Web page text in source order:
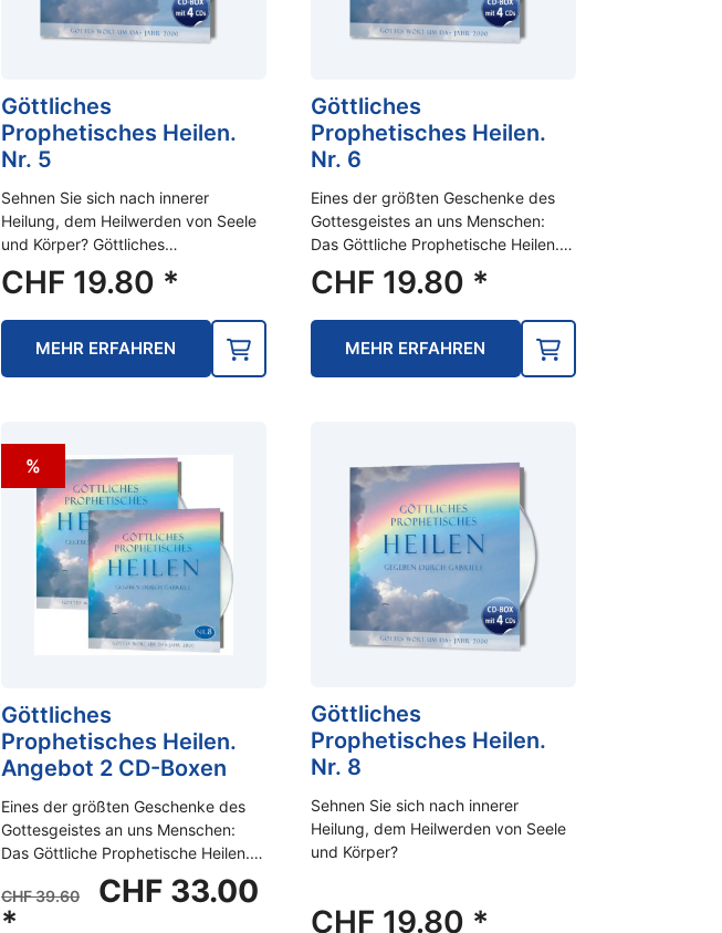
Göttliches
Prophetisches Heilen.
Nr. 5
Sehnen Sie sich nach innerer
Heilung, dem Heilwerden von Seele
und Körper? Göttliches…
CHF 19.80 *
MEHR ERFAHREN
Göttliches
Prophetisches Heilen.
Nr. 6
Eines der größten Geschenke des
Gottesgeistes an uns Menschen:
Das Göttliche Prophetische Heilen.…
CHF 19.80 *
MEHR ERFAHREN
%
Göttliches
Prophetisches Heilen.
Angebot 2 CD-Boxen
Eines der größten Geschenke des
Gottesgeistes an uns Menschen:
Das Göttliche Prophetische Heilen.…
CHF39.60
Ursprünglicher
CHF 33.00
Preis
*
Göttliches
Prophetisches Heilen.
Nr. 8
Sehnen Sie sich nach innerer
Heilung, dem Heilwerden von Seele
und Körper?
CHF 19.80 *